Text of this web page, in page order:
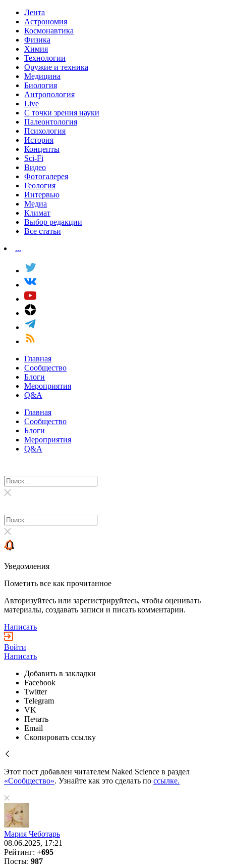
Лента
Астрономия
Космонавтика
Физика
Химия
Технологии
Оружие и техника
Медицина
Биология
Антропология
Live
С точки зрения науки
Палеонтология
Психология
История
Концепты
Sci-Fi
Видео
Фотогалерея
Геология
Интервью
Медиа
Климат
Выбор редакции
Все статьи
...
Главная
Сообщество
Блоги
Мероприятия
Q&A
Главная
Сообщество
Блоги
Мероприятия
Q&A
Уведомления
Пометить все как прочитанное
Авторизуйтесь или зарегистрируйтесь, чтобы оценивать
материалы, создавать записи и писать комментарии.
Написать
Войти
Написать
Добавить в закладки
Facebook
Twitter
Telegram
VK
Печать
Email
Скопировать ссылку
Этот пост добавлен читателем Naked Science в раздел
«Сообщество». Узнайте как это сделать по ссылке.
Мария Чеботарь
08.06.2025, 17:21
Рейтинг: +695
Посты: 987